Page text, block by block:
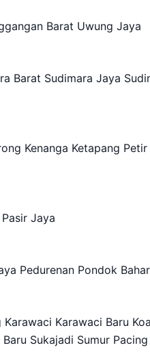
Barat Uwung Jaya
Barat Sudimara Jaya
Kenanga Ketapang
Jaya
Pedurenan Pondok
Karawaci Baru
Sukajadi Sumur Pacing